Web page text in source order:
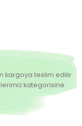
kargoya teslim edilir.
kategorisine